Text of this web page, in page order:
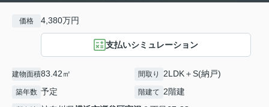
価格 4,380万円
支払いシミュレーション
建物面積83.42㎡ 間取り 2LDK＋S(納戸)
築年数 予定 階建て 2階建